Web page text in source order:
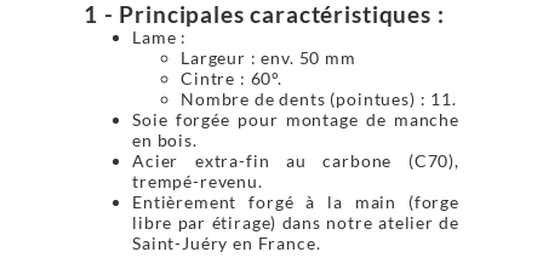
1 - Principales caractéristiques :
Lame :
Largeur : env. 50 mm
Cintre : 60°.
Nombre de dents (pointues) : 11.
Soie forgée pour montage de manche
en bois.
Acier extra-fin au carbone (C70),
trempé-revenu.
Entièrement forgé à la main (forge
libre par étirage) dans notre atelier de
Saint-Juéry en France.